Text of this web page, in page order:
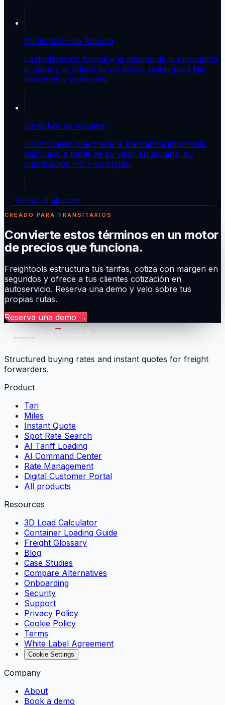
Declaración de Aduana
La declaración formal a la aduana de la mercancía,
el valor y el origen de un envío, usada para fijar
derechos y controles.
Derechos de Aduana
Un impuesto que grava la mercancía importada,
calculado a partir de su valor en aduana, su
clasificación HS y su origen.
← Volver al glosario
CREADO PARA TRANSITARIOS
Convierte estos términos en un motor
de precios que funciona.
Freightools estructura tus tarifas, cotiza con margen en
segundos y ofrece a tus clientes cotización en
autoservicio. Reserva una demo y velo sobre tus
propias rutas.
Reserva una demo →
Structured buying rates and instant quotes for freight
forwarders.
Product
Tari
Miles
Instant Quote
Spot Rate Search
AI Tariff Loading
AI Command Center
Rate Management
Digital Customer Portal
All products
Resources
3D Load Calculator
Container Loading Guide
Freight Glossary
Blog
Case Studies
Compare Alternatives
Onboarding
Security
Support
Privacy Policy
Cookie Policy
Terms
White Label Agreement
Cookie Settings
Company
About
Book a demo